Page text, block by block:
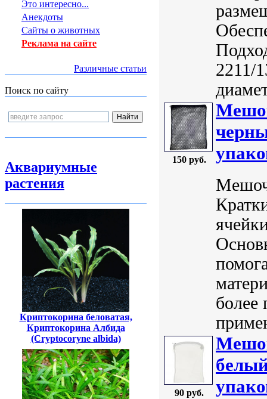
Это интересно...
Анекдоты
Сайты о животных
Реклама на сайте
Различные статьи
Поиск по сайту
Аквариумные
растения
Криптокорина беловатая,
Криптокорина Албида
(Cryptocoryne albida)
2211/
150 руб.
более
90 руб.